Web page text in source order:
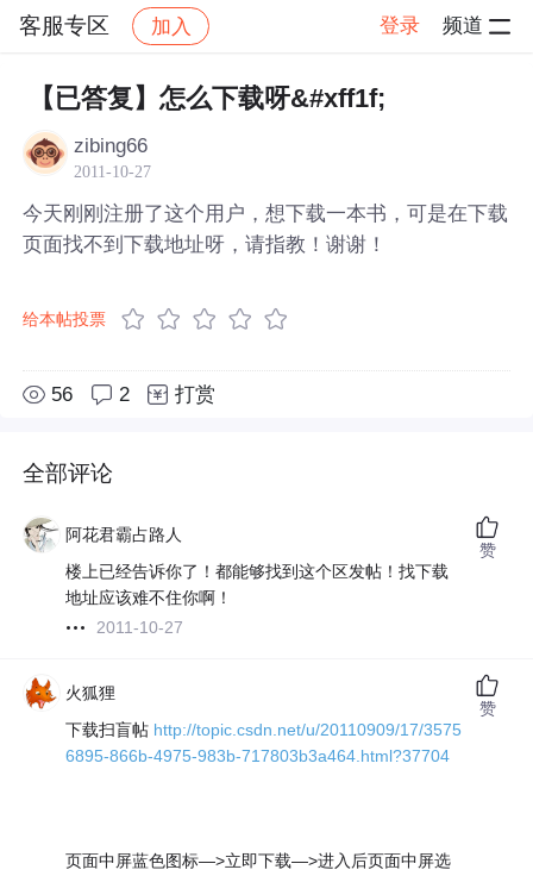
客服专区 加入 登录 频道
社区 客服专区 帖子详情
【已答复】怎么下载呀&#xff1f;
zibing66
2011-10-27
今天刚刚注册了这个用户，想下载一本书，可是在下载
页面找不到下载地址呀，请指教！谢谢！
给本帖投票
56 2 打赏
全部评论
阿花君霸占路人
楼上已经告诉你了！都能够找到这个区发帖！找下载
地址应该难不住你啊！
2011-10-27
赞
火狐狸
下载扫盲帖 http://topic.csdn.net/u/20110909/17/3575
6895-866b-4975-983b-717803b3a464.html?37704
页面中屏蓝色图标—>立即下载—>进入后页面中屏选
赞